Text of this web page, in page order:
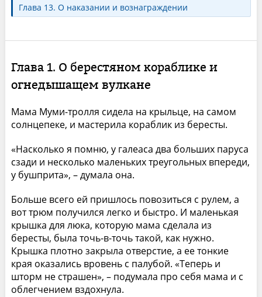
Глава 13. О наказании и вознаграждении
Глава 1. О берестяном кораблике и
огнедышащем вулкане
Мама Муми-тролля сидела на крыльце, на самом
солнцепеке, и мастерила кораблик из бересты.
«Насколько я помню, у галеаса два больших паруса
сзади и несколько маленьких треугольных впереди,
у бушприта», – думала она.
Больше всего ей пришлось повозиться с рулем, а
вот трюм получился легко и быстро. И маленькая
крышка для люка, которую мама сделала из
бересты, была точь-в-точь такой, как нужно.
Крышка плотно закрыла отверстие, а ее тонкие
края оказались вровень с палубой. «Теперь и
шторм не страшен», – подумала про себя мама и с
облегчением вздохнула.